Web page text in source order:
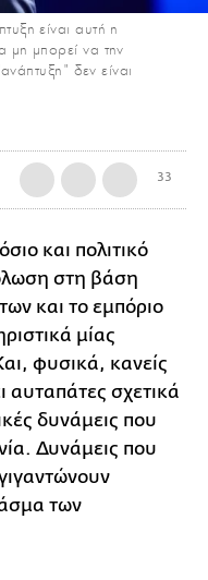
είναι αυτή η
μη μπορεί να την
δεν είναι
33
και πολιτικό
στη βάση
και το εμπόριο
μίας
φυσικά, κανείς
σχετικά
δυνάμεις που
Δυνάμεις που
των